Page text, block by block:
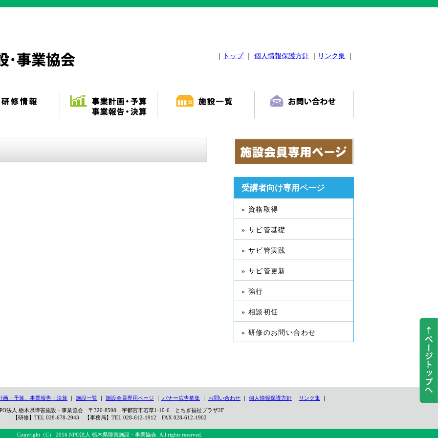
トップ｜ 個人情報保護方針 リンク集
受講者向け専用ページ
» 資格取得
» サビ管基礎
» サビ管実践
» サビ管更新
» 強行
» 相談初任
» 研修のお問い合わせ
画・予算、事業報告・決算 ｜ 施設一覧 ｜ 施設会員専用ページ ｜ バナー広告募集 ｜ お問い合わせ ｜ 個人情報保護方針 ｜ リンク集 ｜
法人 栃木県障害施設・事業協会 〒320-8508 宇都宮市若草1-10-6 とちぎ福祉プラザ2F
【研修】TEL 028-678-2943 【事務局】TEL 028-612-1912 FAX 028-612-1902
Copyright（C） 2016 NPO法人 栃木県障害施設・事業協会. All rights reserved.